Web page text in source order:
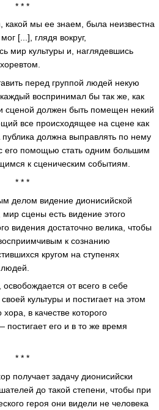
* * *
какой мы ее знаем, была неизвестна
[...], глядя вокруг,
мир культуры и, наглядевшись
перед группой людей некую
воспринимал бы так же, как
сценой должен быть помещен некий
все происходящее на сцене как
должна выправлять по нему
его помощью стать одним большим
к сценическим событиям.
* * *
делом видение дионисийской
сцены есть видение этого
видения достаточно велика, чтобы
к сознанию
кругом на ступенях
от всего в себе
культуры и постигает на этом
в качестве которого
постигает его и в то же время
* * *
получает задачу дионисийски
до такой степени, чтобы при
героя они видели не человека